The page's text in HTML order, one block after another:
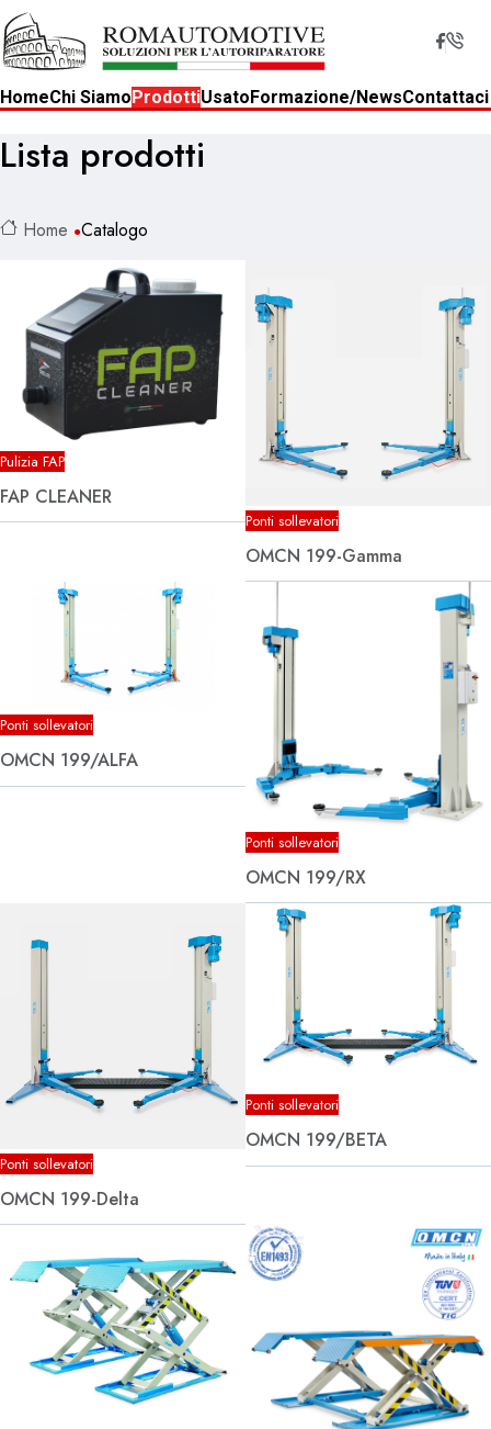
HomeChi SiamoProdottiUsatoFormazione/NewsContattaci
Lista prodotti
Home Catalogo
Pulizia FAP
FAP CLEANER
Ponti sollevatori
OMCN 199-Gamma
Ponti sollevatori
OMCN 199/ALFA
Ponti sollevatori
OMCN 199/RX
Ponti sollevatori
OMCN 199-Delta
Ponti sollevatori
OMCN 199/BETA